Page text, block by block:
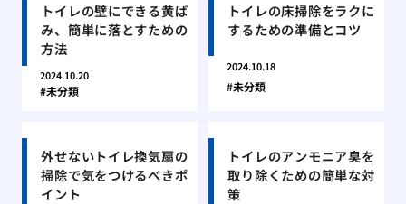
トイレの壁にできる黄ば
み、簡単に落とすための
方法
2024.10.20
未分類
トイレの床掃除をラクに
するための準備とコツ
2024.10.18
未分類
外せないトイレ換気扇の
掃除で気をつけるべきポ
イント
トイレのアンモニア臭を
取り除くための簡単な対
策